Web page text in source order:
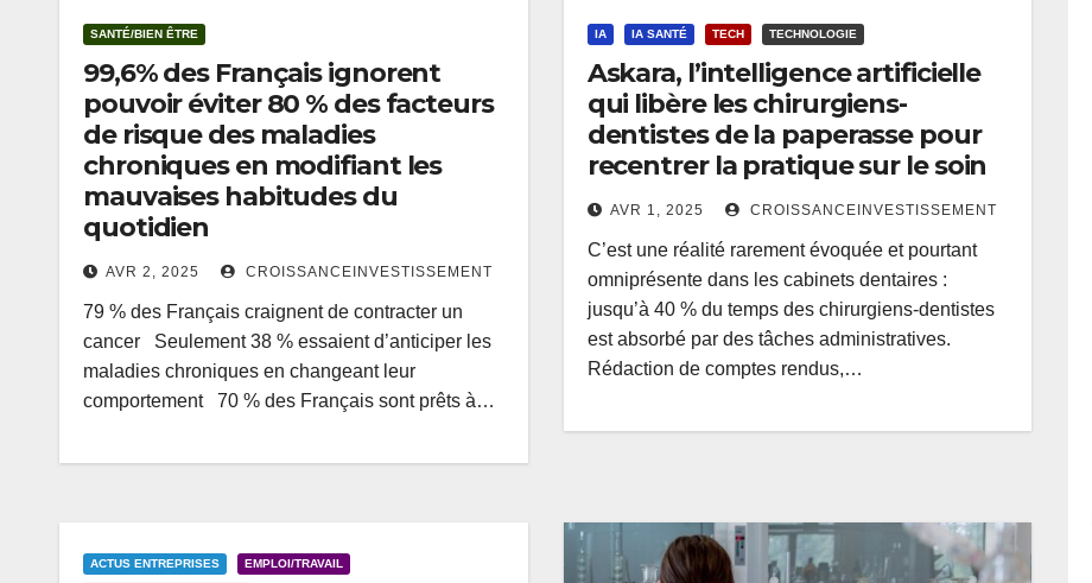
SANTÉ/BIEN ÊTRE
99,6% des Français ignorent
pouvoir éviter 80 % des facteurs
de risque des maladies
chroniques en modifiant les
mauvaises habitudes du
quotidien
AVR 2, 2025 CROISSANCEINVESTISSEMENT
79 % des Français craignent de contracter un
cancer Seulement 38 % essaient d’anticiper les
maladies chroniques en changeant leur
comportement 70 % des Français sont prêts à…
IA IA SANTÉ TECH TECHNOLOGIE
Askara, l’intelligence artificielle
qui libère les chirurgiens-
dentistes de la paperasse pour
recentrer la pratique sur le soin
AVR 1, 2025 CROISSANCEINVESTISSEMENT
C’est une réalité rarement évoquée et pourtant
omniprésente dans les cabinets dentaires :
jusqu’à 40 % du temps des chirurgiens-dentistes
est absorbé par des tâches administratives.
Rédaction de comptes rendus,…
ACTUS ENTREPRISES EMPLOI/TRAVAIL